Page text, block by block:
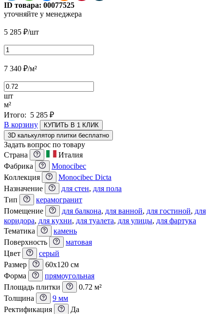
ID товара: 00077525
уточняйте у менеджера
5 285 ₽/шт
7 340 ₽/м²
шт
м²
Итого: 5 285 ₽
В корзину
КУПИТЬ В 1 КЛИК
3D калькулятор плитки бесплатно
Задать вопрос по товару
Страна
Италия
Фабрика
Monocibec
Коллекция
Monocibec Dicta
Назначение
для стен, для пола
Тип
керамогранит
Помещение
для балкона, для ванной, для гостиной, для
коридора, для кухни, для туалета, для улицы, для фартука
Тематика
камень
Поверхность
матовая
Цвет
серый
Размер
60x120 см
Форма
прямоугольная
Площадь плитки
0.72 м²
Толщина
9 мм
Ректификация
Да